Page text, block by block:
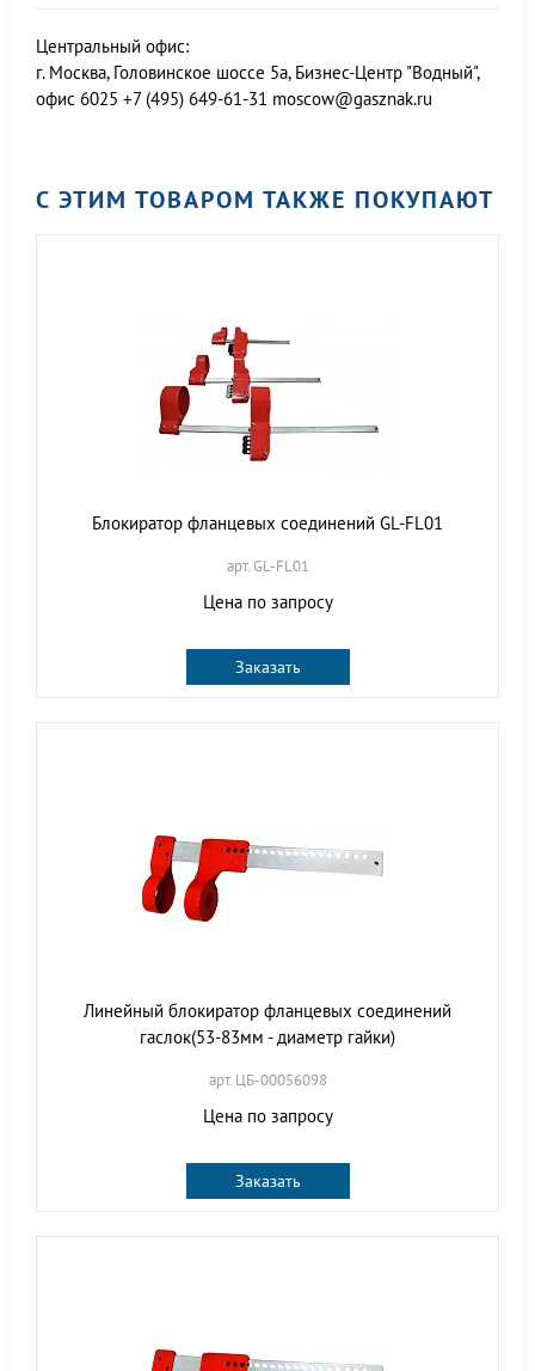
Центральный офис:
г. Москва, Головинское шоссе 5а, Бизнес-Центр "Водный",
офис 6025 +7 (495) 649-61-31 moscow@gasznak.ru
С ЭТИМ ТОВАРОМ ТАКЖЕ ПОКУПАЮТ
Блокиратор фланцевых соединений GL-FL01
арт. GL-FL01
Цена по запросу
Заказать
Линейный блокиратор фланцевых соединений
гаслок(53-83мм - диаметр гайки)
арт. ЦБ-00056098
Цена по запросу
Заказать